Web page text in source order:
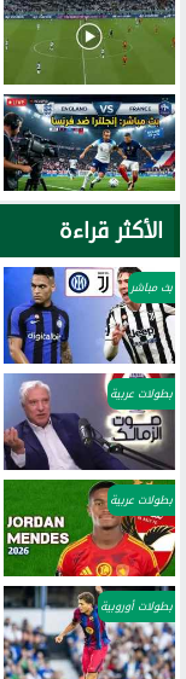
الأكثر قراءة
بث مباشر
بطولات عربية
بطولات عربية
بطولات أوروبية